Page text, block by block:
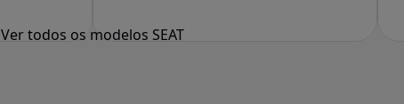
Ver todos os modelos SEAT